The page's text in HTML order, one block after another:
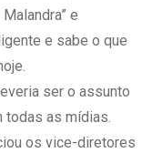
e
e sabe o que
ser o assunto
todas as mídias.
os vice-diretores